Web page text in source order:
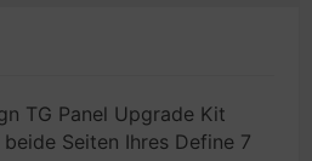
TG Panel Upgrade Kit
Seiten Ihres Define 7